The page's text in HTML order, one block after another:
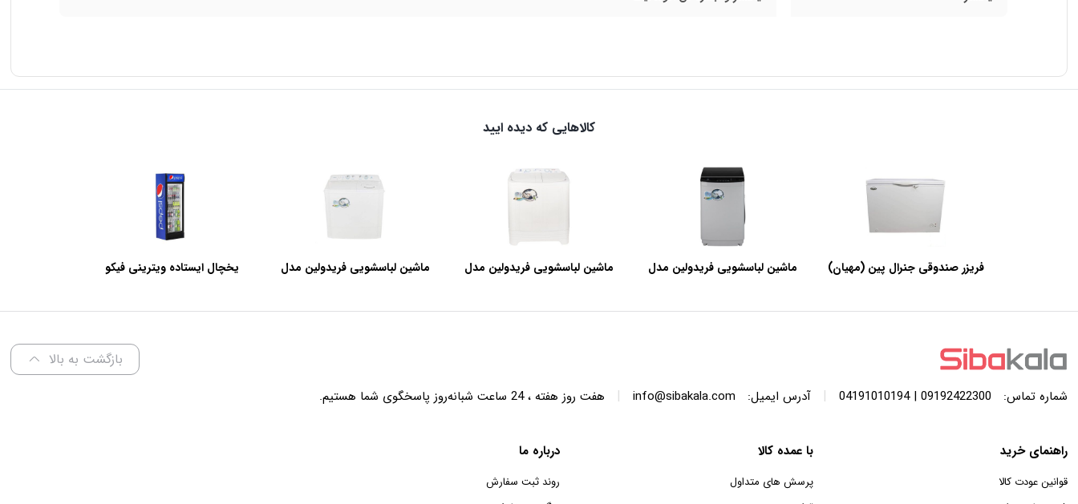
کالاهایی که دیده ایید
فریزر صندوقی جنرال پین (مهیان)
ماشین لباسشویی فریدولین مدل
ماشین لباسشویی فریدولین مدل
ماشین لباسشویی فریدولین مدل
یخچال ایستاده ویترینی فیکو
بازگشت به بالا
شماره تماس: 09192422300 | 04191010194
| آدرس ایمیل: info@sibakala.com
| هفت روز هفته ، 24 ساعت شبانه‌روز پاسخگوی شما هستیم.
راهنمای خرید
قوانین عودت کالا
با عمده کالا
پرسش های متداول
درباره ما
روند ثبت سفارش